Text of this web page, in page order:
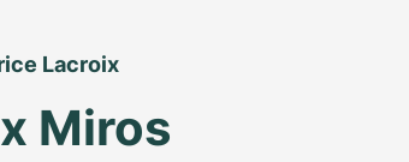
Lacroix
Miros